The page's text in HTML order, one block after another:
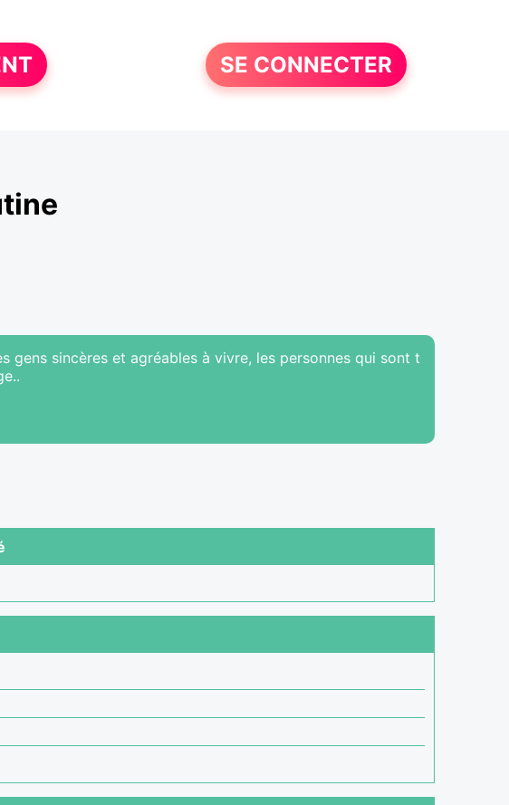
SE CONNECTER
gens sincères et agréables à vivre, les personnes qui sont t